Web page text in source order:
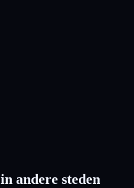
in andere steden